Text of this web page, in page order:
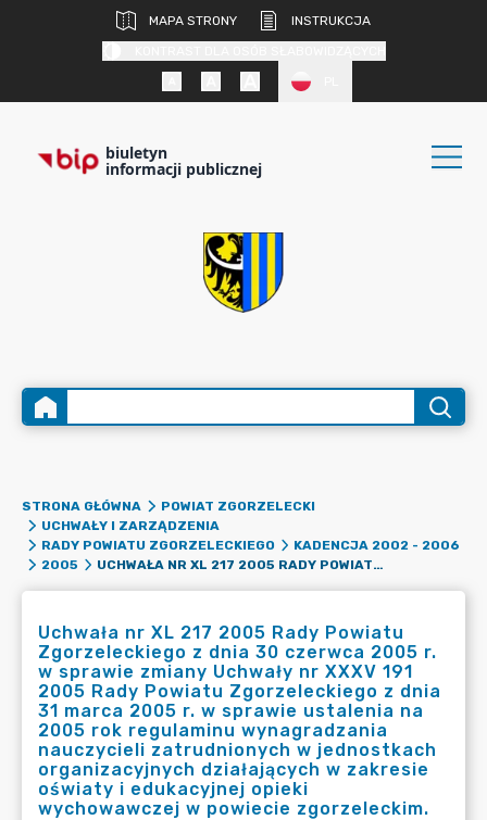
MAPA STRONY
INSTRUKCJA
biuletyn
informacji publicznej
STRONA GŁÓWNA
POWIAT ZGORZELECKI
UCHWAŁY I ZARZĄDZENIA
RADY POWIATU ZGORZELECKIEGO
KADENCJA 2002 - 2006
2005
UCHWAŁA NR XL 217 2005 RADY POWIATU ZGORZELECKIEGO Z DNIA 30 CZERWCA 2005 R. W SPRAWIE ZMIANY UCHWAŁY NR XXXV 191 2005 RADY POWIATU ZGORZELECKIEGO Z DNIA 31 MARCA 2005 R. W SPRAWIE USTALENIA NA 2005 ROK REGULAMINU WYNAGRADZANIA NAUCZYCIELI ZATRUDNIONYCH W JEDNOSTKACH ORGANIZACYJNYCH DZIAŁAJĄCYCH W ZAKRESIE OŚWIATY I EDUKACYJNEJ OPIEKI WYCHOWAWCZEJ W POWIECIE ZGORZELECKIM.
Uchwała nr XL 217 2005 Rady Powiatu
Zgorzeleckiego z dnia 30 czerwca 2005 r.
w sprawie zmiany Uchwały nr XXXV 191
2005 Rady Powiatu Zgorzeleckiego z dnia
31 marca 2005 r. w sprawie ustalenia na
2005 rok regulaminu wynagradzania
nauczycieli zatrudnionych w jednostkach
organizacyjnych działających w zakresie
oświaty i edukacyjnej opieki
wychowawczej w powiecie zgorzeleckim.